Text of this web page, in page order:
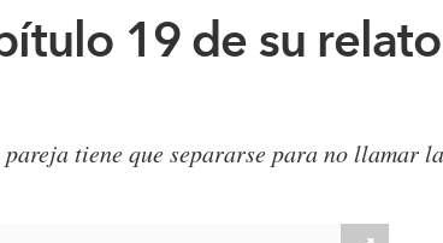
19 de su
tiene que separarse para no llamar